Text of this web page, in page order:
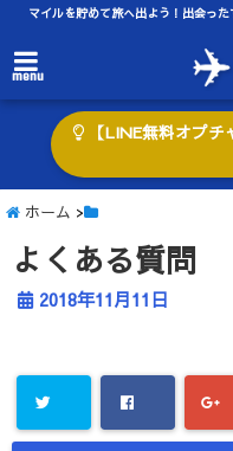
マイルを貯めて旅へ出よう！出会っ
menu
【LINE無料オプ
ホーム >
よくある質問
2018年11月11日